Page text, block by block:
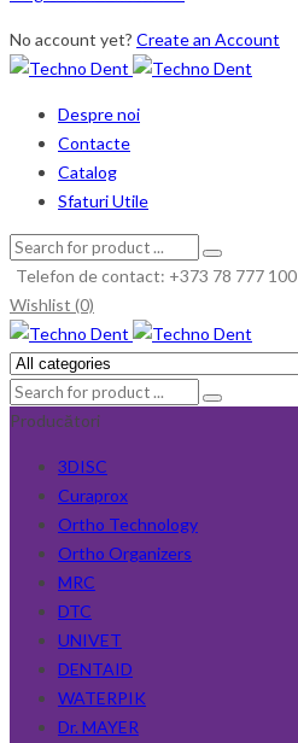
No account yet? Create an Account
Despre noi
Contacte
Catalog
Sfaturi Utile
Telefon de contact: +373 78 777 100
Wishlist (0)
Producători
3DISC
Curaprox
Ortho Technology
Ortho Organizers
MRC
DTC
UNIVET
DENTAID
WATERPIK
Dr. MAYER